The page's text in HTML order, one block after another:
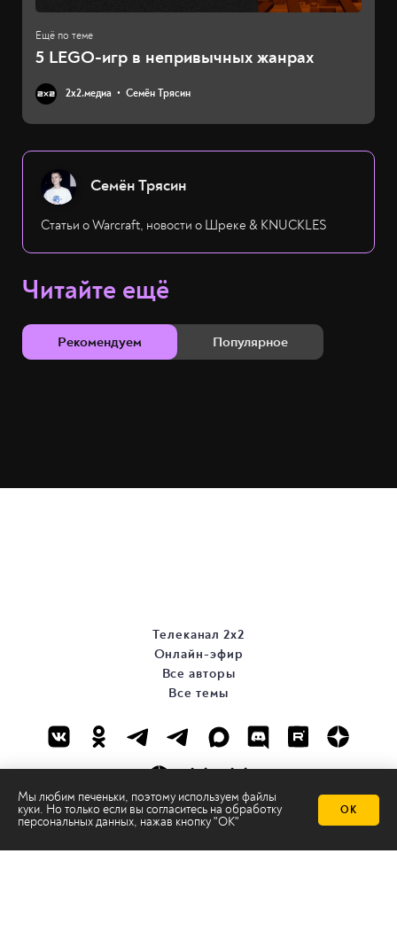
5 LEGO-игр в непривычных жанрах
2х2.медиа Семён Трясин
Семён Трясин
Статьи о Warcraft, новости о Шреке & KNUCKLES
Читайте ещё
Рекомендуем Популярное
Мы любим печеньки, поэтому используем файлы
куки. Но только если вы согласитесь на обработку
персональных данных, нажав кнопку "ОК"
ОК
Телеканал 2х2
Онлайн-эфир
Все авторы
Все темы
© ООО «ТРК «2Х2», 2026
Правовая информация